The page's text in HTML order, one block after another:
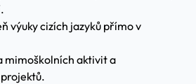
výuky cizích jazyků přímo v
mimoškolních aktivit a